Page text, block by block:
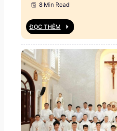
8 Min Read
ĐỌC THÊM